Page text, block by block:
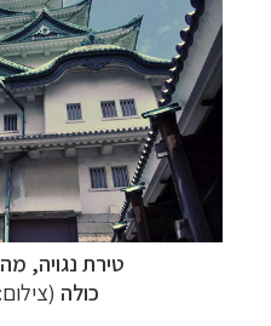
טירת נגויה,
כולה (צילום: